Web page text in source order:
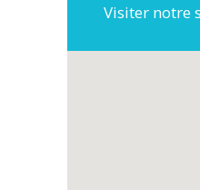
Visiter notre